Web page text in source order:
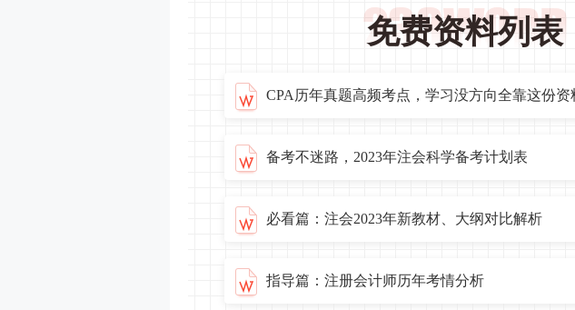
免费资料列表
CPA历年真题高频考点，学习没方向全靠这份资
备考不迷路，2023年注会科学备考计划表
必看篇：注会2023年新教材、大纲对比解析
指导篇：注册会计师历年考情分析